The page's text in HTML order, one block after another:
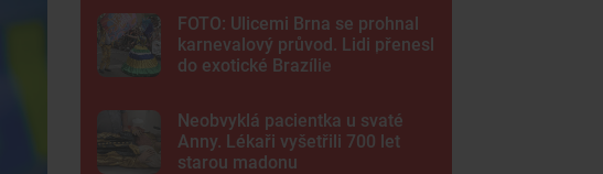
FOTO: Ulicemi Brna se prohnal
karnevalový průvod. Lidi přenesl
do exotické Brazílie
Neobvyklá pacientka u svaté
Anny. Lékaři vyšetřili 700 let
starou madonu